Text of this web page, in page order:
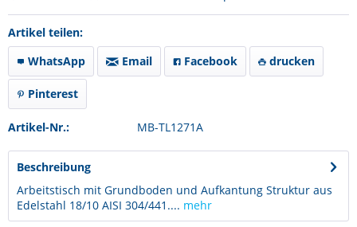
Artikel teilen:
WhatsApp
Email Facebook drucken
Pinterest
Artikel-Nr.: MB-TL1271A
Beschreibung
Arbeitstisch mit Grundboden und Aufkantung Struktur aus
Edelstahl 18/10 AISI 304/441.... mehr